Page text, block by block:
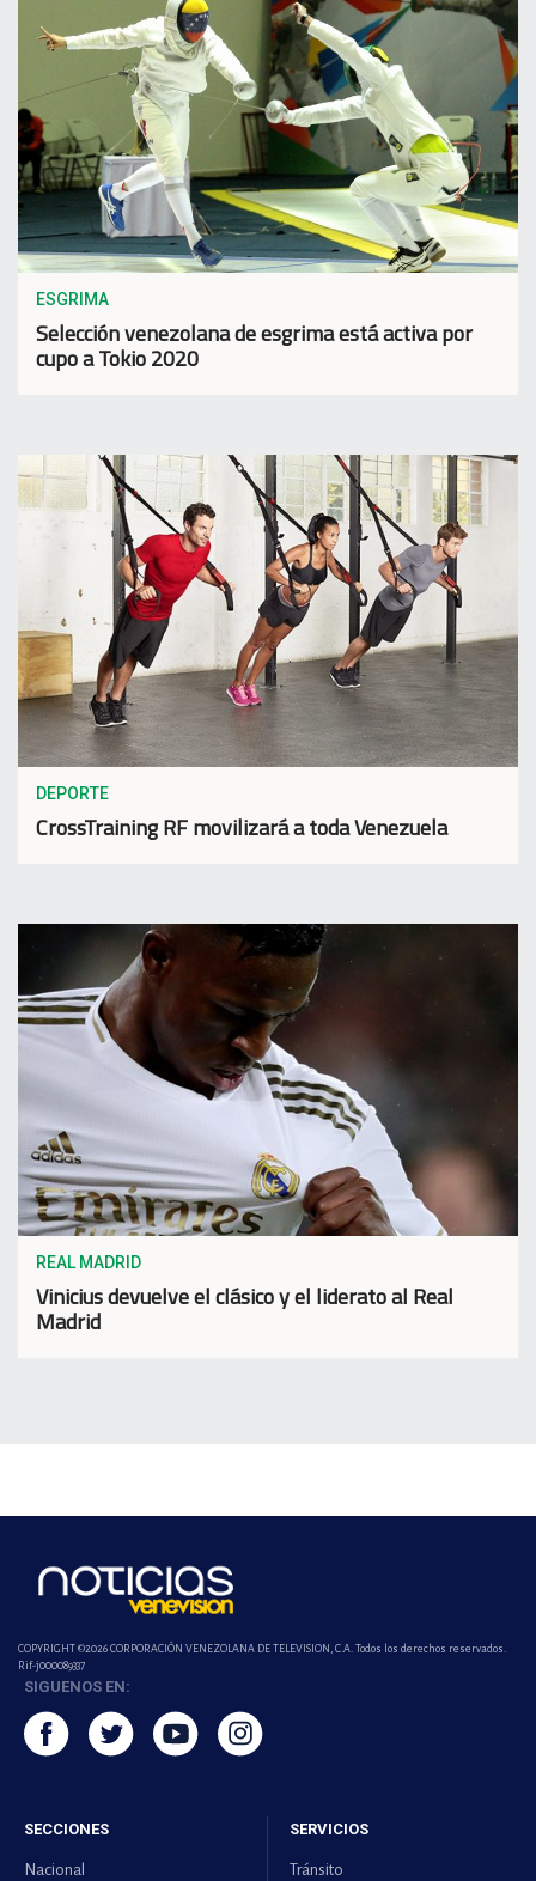
ESGRIMA
Selección venezolana de esgrima está activa por
cupo a Tokio 2020
DEPORTE
CrossTraining RF movilizará a toda Venezuela
REAL MADRID
Vinicius devuelve el clásico y el liderato al Real
Madrid
COPYRIGHT ©2026 CORPORACIÓN VENEZOLANA DE TELEVISION, C.A. Todos los derechos reservados.
Rif-j000089337
SIGUENOS EN:
SECCIONES
Nacional
SERVICIOS
Tránsito